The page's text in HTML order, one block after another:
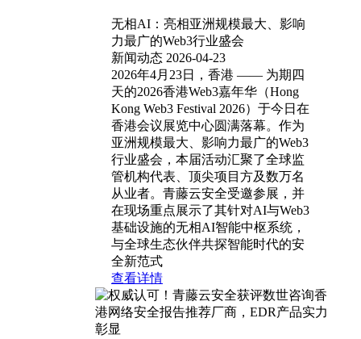
无相AI：亮相亚洲规模最大、影响
力最广的Web3行业盛会
新闻动态 2026-04-23
2026年4月23日，香港 —— 为期四
天的2026香港Web3嘉年华（Hong
Kong Web3 Festival 2026）于今日在
香港会议展览中心圆满落幕。作为
亚洲规模最大、影响力最广的Web3
行业盛会，本届活动汇聚了全球监
管机构代表、顶尖项目方及数万名
从业者。青藤云安全受邀参展，并
在现场重点展示了其针对AI与Web3
基础设施的无相AI智能中枢系统，
与全球生态伙伴共探智能时代的安
全新范式
查看详情